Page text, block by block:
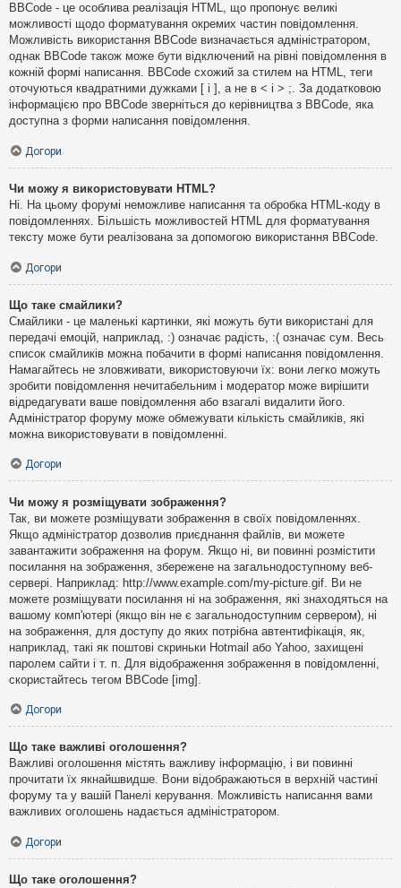
BBCode - це особлива реалізація HTML, що пропонує великі
можливості щодо форматування окремих частин повідомлення.
Можливість використання BBCode визначається адміністратором,
однак BBCode також може бути відключений на рівні повідомлення в
кожній формі написання. BBCode схожий за стилем на HTML, теги
оточуються квадратними дужками [ і ], а не в < і > ;. За додатковою
інформацією про BBCode зверніться до керівництва з BBCode, яка
доступна з форми написання повідомлення.
Догори
Чи можу я використовувати HTML?
Ні. На цьому форумі неможливе написання та обробка HTML-коду в
повідомленнях. Більшість можливостей HTML для форматування
тексту може бути реалізована за допомогою використання BBCode.
Догори
Що таке смайлики?
Смайлики - це маленькі картинки, які можуть бути використані для
передачі емоцій, наприклад, :) означає радість, :( означає сум. Весь
список смайликів можна побачити в формі написання повідомлення.
Намагайтесь не зловживати, використовуючи їх: вони легко можуть
зробити повідомлення нечитабельним і модератор може вирішити
відредагувати ваше повідомлення або взагалі видалити його.
Адміністратор форуму може обмежувати кількість смайликів, які
можна використовувати в повідомленні.
Догори
Чи можу я розміщувати зображення?
Так, ви можете розміщувати зображення в своїх повідомленнях.
Якщо адміністратор дозволив приєднання файлів, ви можете
завантажити зображення на форум. Якщо ні, ви повинні розмістити
посилання на зображення, збережене на загальнодоступному веб-
сервері. Наприклад: http://www.example.com/my-picture.gif. Ви не
можете розміщувати посилання ні на зображення, які знаходяться на
вашому комп'ютері (якщо він не є загальнодоступним сервером), ні
на зображення, для доступу до яких потрібна автентифікація, як,
наприклад, такі як поштові скриньки Hotmail або Yahoo, захищені
паролем сайти і т. п. Для відображення зображення в повідомленні,
скористайтесь тегом BBCode [img].
Догори
Що таке важливі оголошення?
Важливі оголошення містять важливу інформацію, і ви повинні
прочитати їх якнайшвидше. Вони відображаються в верхній частині
форуму та у вашій Панелі керування. Можливість написання вами
важливих оголошень надається адміністратором.
Догори
Що таке оголошення?